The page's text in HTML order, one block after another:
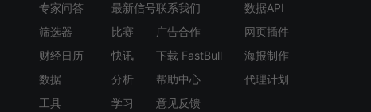
专家问答
筛选器
财经日历
数据
工具
最新信号
比赛
快讯
分析
学习
联系我们
广告合作
下载 FastBull
帮助中心
意见反馈
数据API
网页插件
海报制作
代理计划